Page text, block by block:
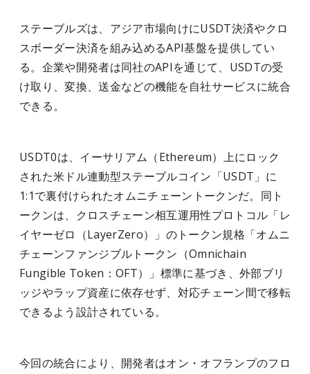
ステーブルズは、アジア市場向けにUSDT決済やクロ
スボーダー決済を組み込めるAPI基盤を提供してい
る。企業や開発者は同社のAPIを通じて、USDTの受
け取り、変換、送金などの機能を自社サービスに統合
できる。
USDT0は、イーサリアム（Ethereum）上にロック
された米ドル連動型ステーブルコイン「USDT」に
1:1で裏付けられたオムニチェーントークンだ。同ト
ークンは、クロスチェーン相互運用性プロトコル「レ
イヤーゼロ（LayerZero）」のトークン規格「オムニ
チェーンファンジブルトークン（Omnichain
Fungible Token：OFT）」標準に基づき、外部ブリ
ッジやラップ資産に依存せず、対応チェーン間で移転
できるよう設計されている。
今回の統合により、開発者はオン・オフランプのフロ